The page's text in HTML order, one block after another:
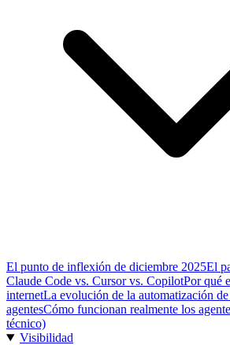
El punto de inflexión de diciembre 2025El
Claude Code vs. Cursor vs. CopilotPor qué
internetLa evolución de la automatización
agentesCómo funcionan realmente los
técnico)
Visibilidad